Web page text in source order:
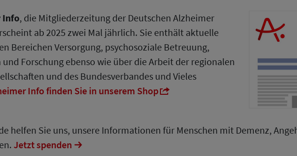
Info, die Mitgliederzeitung der Deutschen Alzheimer
ab 2025 zwei Mal jährlich. Sie enthält aktuelle
Bereichen Versorgung, psychosoziale Betreuung,
und Forschung ebenso wie über die Arbeit der regionalen
und des Bundesverbandes und Vieles
Info finden Sie in unserem Shop
helfen Sie uns, unsere Informationen für Menschen mit Demenz,
Jetzt spenden